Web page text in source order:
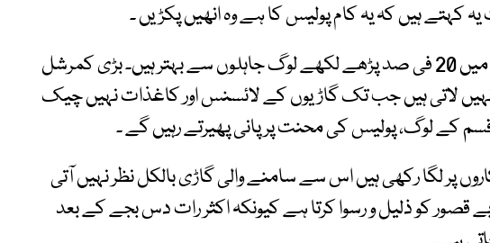
ہیں کہ یہ کام پولیس کا ہے وہ انھیں پکڑیں ۔
اصل میں ہمارے معاشرے میں 20 فی صد پڑھے لکھے لوگ جاہلوں سے بہتر ہیں۔ بڑی کمرشل
لاتی ہیں جب تک گاڑیوں کے لائسنس اور کاغذات نہیں چیک
کے لوگ، پولیس کی محنت پر پانی پھیرتے رہیں گے ۔
پر لگا رکھی ہیں اس سے سامنے والی گاڑی بالکل نظر نہیں آتی
قصور کو ذلیل و رسوا کرتا ہے کیونکہ اکثر رات دس بجے کے بعد